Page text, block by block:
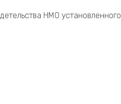
НМО установленного